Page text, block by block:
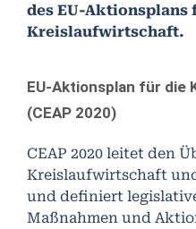
des EU-Aktionsplans
Kreislaufwirtschaft.
EU-Aktionsplan für
(CEAP 2020)
CEAP 2020 leitet den
Kreislaufwirtschaft
und definiert
Maßnahmen und